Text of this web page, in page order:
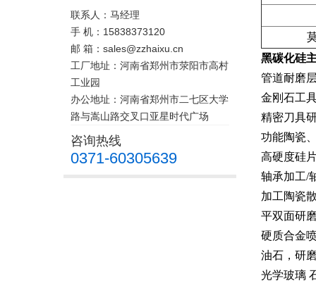
联系人：马经理
手 机：15838373120
邮 箱：sales@zzhaixu.cn
工厂地址：河南省郑州市荥阳市高村
工业园
办公地址：河南省郑州市二七区大学
路与嵩山路交叉口亚星时代广场
咨询热线
0371-60305639
黑碳化硅
管道耐磨
金刚石工
精密刀具
功能陶瓷
高硬度硅
轴承加工/
加工陶瓷
平双面研
硬质合金
油石，研
光学玻璃